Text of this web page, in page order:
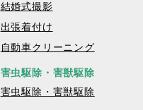
結婚式撮影
出張着付け
自動車クリーニング
害虫駆除・害獣駆除
害虫駆除・害獣駆除